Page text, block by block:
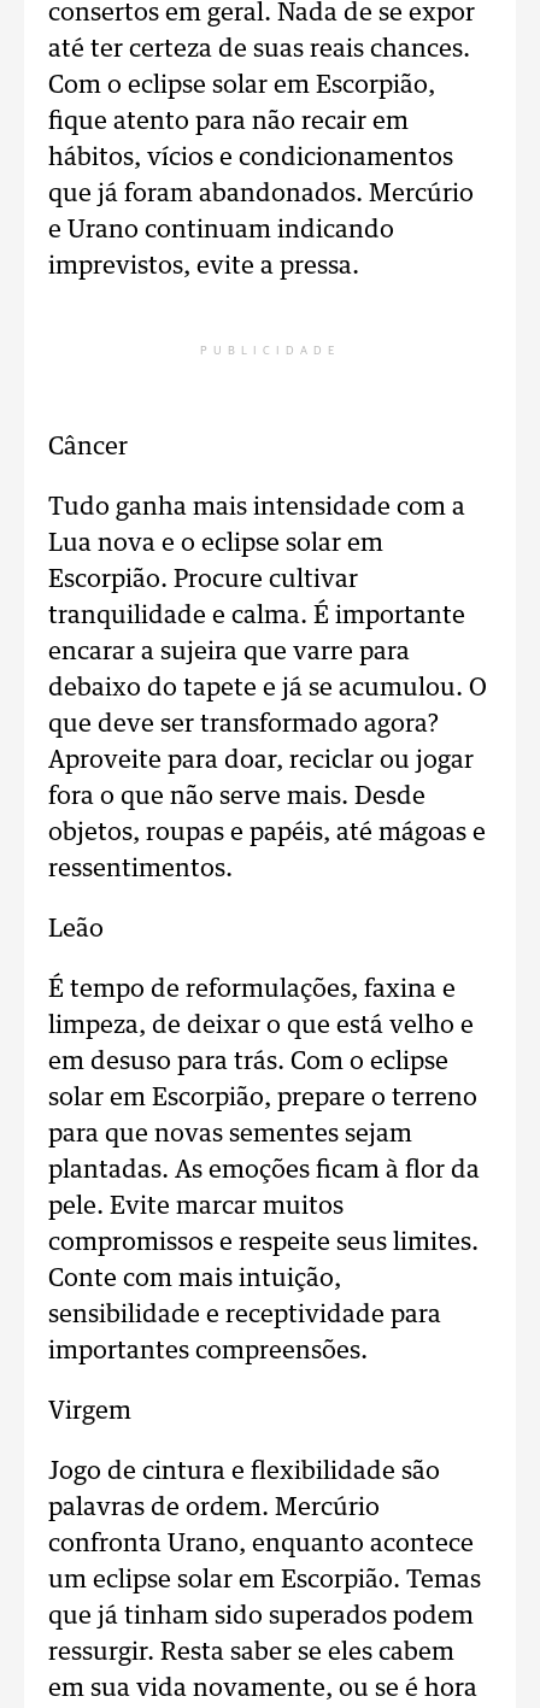
consertos em geral. Nada de se expor
até ter certeza de suas reais chances.
Com o eclipse solar em Escorpião,
fique atento para não recair em
hábitos, vícios e condicionamentos
que já foram abandonados. Mercúrio
e Urano continuam indicando
imprevistos, evite a pressa.
PUBLICIDADE
Câncer
Tudo ganha mais intensidade com a
Lua nova e o eclipse solar em
Escorpião. Procure cultivar
tranquilidade e calma. É importante
encarar a sujeira que varre para
debaixo do tapete e já se acumulou. O
que deve ser transformado agora?
Aproveite para doar, reciclar ou jogar
fora o que não serve mais. Desde
objetos, roupas e papéis, até mágoas e
ressentimentos.
Leão
É tempo de reformulações, faxina e
limpeza, de deixar o que está velho e
em desuso para trás. Com o eclipse
solar em Escorpião, prepare o terreno
para que novas sementes sejam
plantadas. As emoções ficam à flor da
pele. Evite marcar muitos
compromissos e respeite seus limites.
Conte com mais intuição,
sensibilidade e receptividade para
importantes compreensões.
Virgem
Jogo de cintura e flexibilidade são
palavras de ordem. Mercúrio
confronta Urano, enquanto acontece
um eclipse solar em Escorpião. Temas
que já tinham sido superados podem
ressurgir. Resta saber se eles cabem
em sua vida novamente, ou se é hora